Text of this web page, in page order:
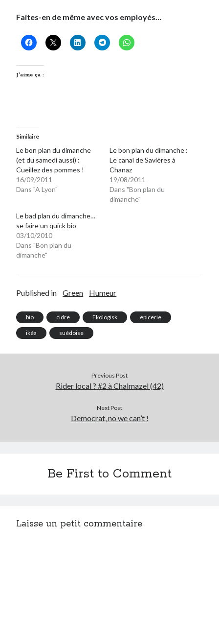
Tavukoi
Faites-en de même avec vos employés…
J’aime ça :
Similaire
Le bon plan du dimanche
(et du samedi aussi) :
Cueillez des pommes !
16/09/2011
Dans "A Lyon"
Le bon plan du dimanche :
Le canal de Savières à
Chanaz
19/08/2011
Dans "Bon plan du
dimanche"
Le bad plan du dimanche…
se faire un quick bio
03/10/2010
Dans "Bon plan du
dimanche"
Published in Green Humeur
bio cidre Ekologisk epicerie
ikéa suédoise
Previous Post
Rider local ? #2 à Chalmazel (42)
Next Post
Democrat, no we can’t !
Be First to Comment
Laisse un petit commentaire